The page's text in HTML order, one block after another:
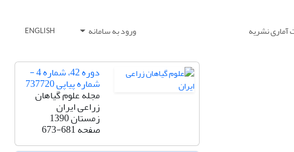
آماری نشریه ورود به سامانه ENGLISH
دوره 42، شماره 4 -
شماره پیاپی 737720
مجله علوم گیاهان
زراعی ایران
زمستان 1390
صفحه673-681